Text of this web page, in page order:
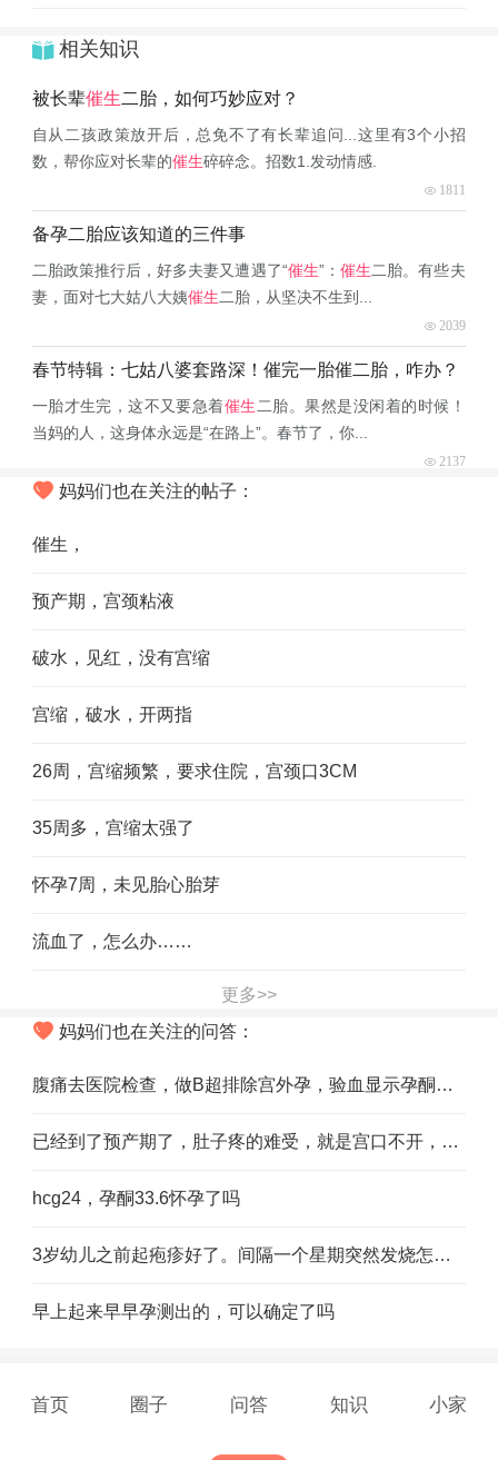
相关知识
被长辈催生二胎，如何巧妙应对？
自从二孩政策放开后，总免不了有长辈追问...这里有3个小招
数，帮你应对长辈的催生碎碎念。招数1.发动情感.
1811
备孕二胎应该知道的三件事
二胎政策推行后，好多夫妻又遭遇了“催生”： 催生二胎。有些夫
妻，面对七大姑八大姨催生二胎，从坚决不生到...
2039
春节特辑：七姑八婆套路深！催完一胎催二胎，咋办？
一胎才生完，这不又要急着催生 二胎。果然是没闲着的时候！
当妈的人，这身体永远是“在路上”。春节了，你...
2137
妈妈们也在关注的帖子：
催生，
预产期，宫颈粘液
破水，见红，没有宫缩
宫缩，破水，开两指
26周，宫缩频繁，要求住院，宫颈口3CM
35周多，宫缩太强了
怀孕7周，未见胎心胎芽
流血了，怎么办……
更多>>
妈妈们也在关注的问答：
腹痛去医院检查，做B超排除宫外孕，验血显示孕酮偏底一点，医生开了黄体酮胶囊，要不要吃呢
已经到了预产期了，肚子疼的难受，就是宫口不开，羊水也没破，怎么熬
hcg24，孕酮33.6怀孕了吗
3岁幼儿之前起疱疹好了。间隔一个星期突然发烧怎么回事
早上起来早早孕测出的，可以确定了吗
首页 圈子 问答 知识 小家